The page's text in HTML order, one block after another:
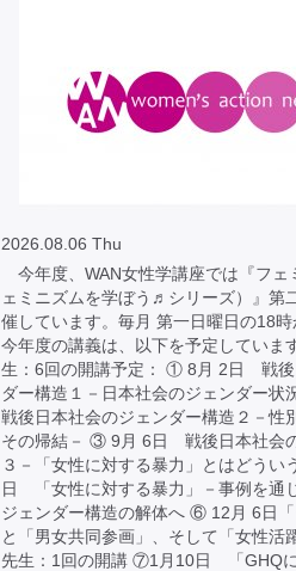
2026.08.06 Thu
今年度、WAN女性学講座では『フェ
ェミニズムを学ぼう♬シリーズ）』第
催しています。毎月 第一日曜日の18時
今年度の講義は、以下を予定していま
生：6回の開講予定： ① 8月 2日 戦後
ダー構造１－日本社会のジェンダー
戦後日本社会のジェンダー構造２－性
その帰結－ ③ 9月 6日 戦後日本社会
３－「女性に対する暴力」とはどう
日 「女性に対する暴力」－事例を
ジェンダー構造の解体へ ⑥ 12月 6日「
と「男女共同参画」、そして「女性活
先生：1回の開講 ⑦1月10日 「GHQ